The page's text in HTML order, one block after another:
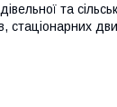
та
стаціонарних